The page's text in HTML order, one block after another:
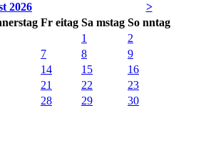
2026
>
Fr eitag Sa mstag So nntag
1
2
7 8
9
14 15
16
21 22
23
28 29
30